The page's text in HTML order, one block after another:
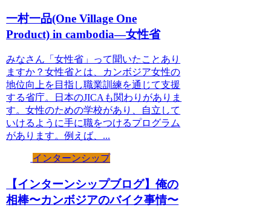
一村一品(One Village One
Product) in cambodia—女性省
みなさん「女性省」って聞いたことあり
ますか？女性省とは、カンボジア女性の
地位向上を目指し職業訓練を通じて支援
する省庁。日本のJICAも関わりがありま
す。女性のための学校があり、自立して
いけるように手に職をつけるプログラム
があります。例えば、...
インターンシップ
【インターンシップブログ】俺の
相棒〜カンボジアのバイク事情〜